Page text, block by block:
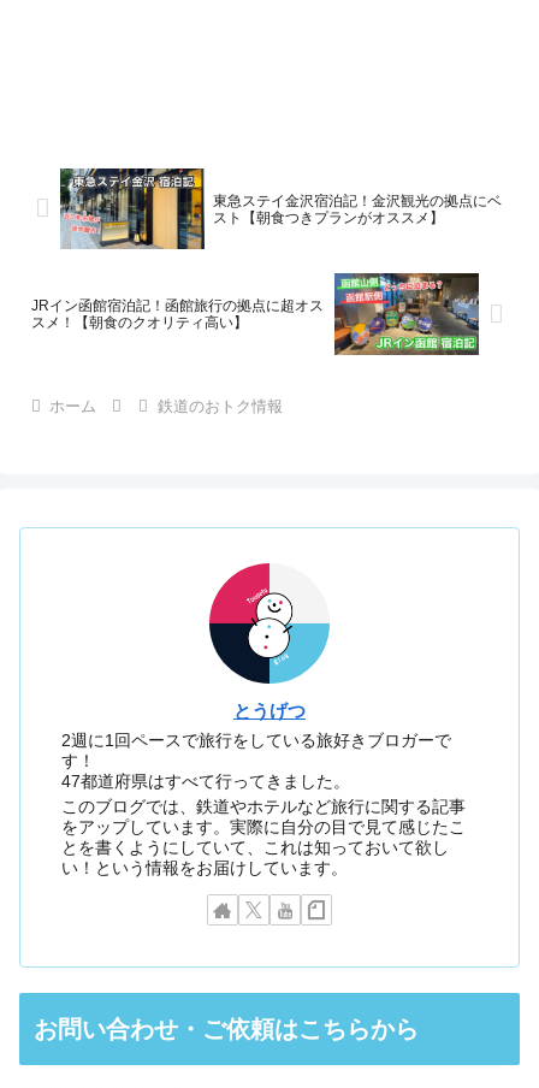
東急ステイ金沢宿泊記！金沢観光の拠点にベ
スト【朝食つきプランがオススメ】
JRイン函館宿泊記！函館旅行の拠点に超オス
スメ！【朝食のクオリティ高い】
ホーム 鉄道のおトク情報
とうげつ
2週に1回ペースで旅行をしている旅好きブロガーで
す！
47都道府県はすべて行ってきました。
このブログでは、鉄道やホテルなど旅行に関する記事
をアップしています。実際に自分の目で見て感じたこ
とを書くようにしていて、これは知っておいて欲し
い！という情報をお届けしています。
お問い合わせ・ご依頼はこちらから